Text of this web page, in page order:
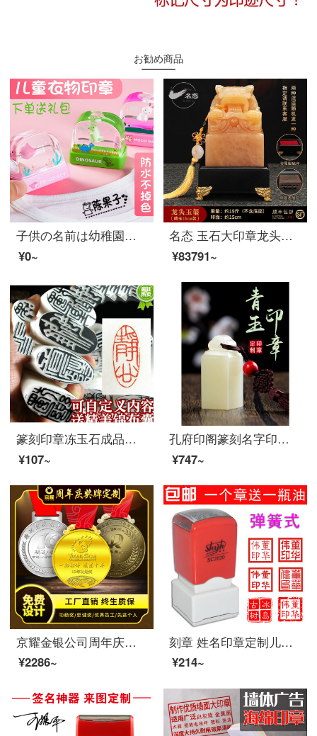
お勧め商品
子供の名前は幼稚園の学生はかわいいです。防水で色褪せない服とスタンプをカスタマイズして、入学プレゼントのピンクを注文します。
¥0~
名态 玉石大印章龙头玉玺摆件招财升官印老板办公室创意装饰品中式家居招财风水摆件乔迁开业礼品送领导 龙头玉玺黄玉石15cm
¥83791~
篆刻印章冻玉石成品闲章手工篆刻引首落款章书法书画藏书姓名印石七下面有介绍图案请留言编号不留言随机发
¥107~
孔府印阁篆刻名字印章定做石料定制姓名章个人名字章定制文创生日礼物书法字画闲章刻字圣诞节礼品印章青玉 棕流苏(尺寸2X2X5)
¥747~
京耀金银公司周年庆纪念奖牌定制企业奖励纪念礼品纯银奖章定做入职周年纪念章功勋奖章定做 纯银周年庆奖牌定制定金
¥2286~
刻章 姓名印章定制儿童私章个性签名光敏印章20方章人名章 红色外壳
¥214~